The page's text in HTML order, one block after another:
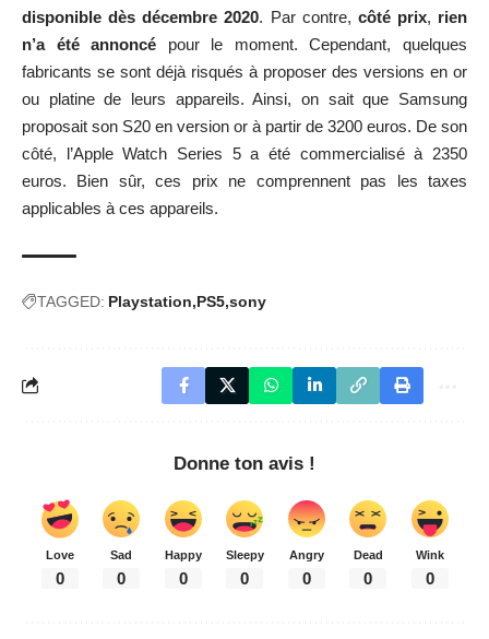
disponible dès décembre 2020. Par contre, côté prix, rien
n’a été annoncé pour le moment. Cependant, quelques
fabricants se sont déjà risqués à proposer des versions en or
ou platine de leurs appareils. Ainsi, on sait que Samsung
proposait son S20 en version or à partir de 3200 euros. De son
côté, l’Apple Watch Series 5 a été commercialisé à 2350
euros. Bien sûr, ces prix ne comprennent pas les taxes
applicables à ces appareils.
TAGGED: Playstation PS5 sony
Donne ton avis !
Love
0
Sad
0
Happy
0
Sleepy
0
Angry
0
Dead
0
Wink
0